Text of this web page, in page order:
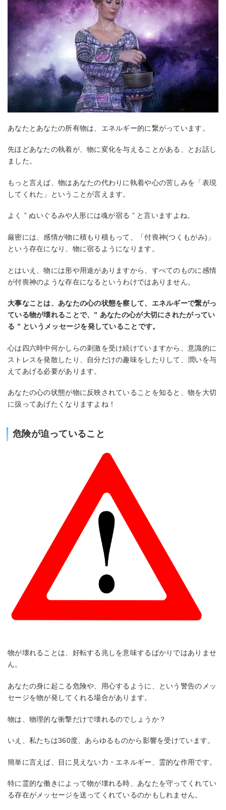
あなたとあなたの所有物は、エネルギー的に繋がっています。
先ほどあなたの執着が、物に変化を与えることがある、とお話し
ました。
もっと言えば、物はあなたの代わりに執着や心の苦しみを「表現
してくれた」ということが言えます。
よく ” ぬいぐるみや人形には魂が宿る ” と言いますよね。
厳密には、感情が物に積もり積もって、「付喪神(つくもがみ)」
という存在になり、物に宿るようになります。
とはいえ、物には形や用途がありますから、すべてのものに感情
が付喪神のような存在になるというわけではありません。
大事なことは、あなたの心の状態を察して、エネルギーで繋がっ
ている物が壊れることで、” あなたの心が大切にされたがってい
る ” というメッセージを発していることです。
心は四六時中何かしらの刺激を受け続けていますから、意識的に
ストレスを発散したり、自分だけの趣味をしたりして、潤いを与
えてあげる必要があります。
あなたの心の状態が物に反映されていることを知ると、物を大切
に扱ってあげたくなりますよね！
危険が迫っていること
物が壊れることは、好転する兆しを意味するばかりではありませ
ん。
あなたの身に起こる危険や、用心するように、という警告のメッ
セージを物が発してくれる場合があります。
物は、物理的な衝撃だけで壊れるのでしょうか？
いえ、私たちは360度、あらゆるものから影響を受けています。
簡単に言えば、目に見えない力・エネルギー、霊的な作用です。
特に霊的な働きによって物が壊れる時、あなたを守ってくれてい
る存在がメッセージを送ってくれているのかもしれません。